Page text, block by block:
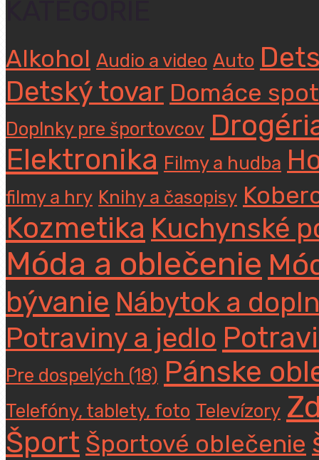
Alkohol Audio a video Auto
Detský tovar Domáce
Doplnky pre športovcov
Elektronika Filmy a hudba
filmy a hry Knihy a časopisy
Kozmetika Kuchynské
Móda a oblečenie
bývanie Nábytok a
Potraviny a jedlo
Pre dospelých (18) Pánske
Telefóny, tablety, foto Televízory
Šport Športové oblečenie